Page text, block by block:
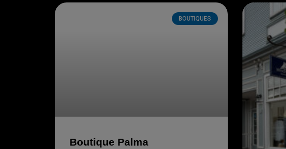
BOUTIQUES
Boutique Palma